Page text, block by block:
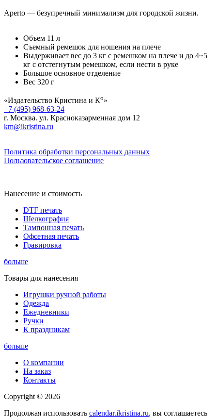
Aperto — безупречный минимализм для городской жизни.
Объем 11 л
Съемный ремешок для ношения на плече
Выдерживает вес до 3 кг с ремешком на плече и до 4~5
кг с отстегнутым ремешком, если нести в руке
Большое основное отделение
Вес 320 г
«Издательство Кристина и Ко»
+7 (495) 968-63-24
г. Москва. ул. Красноказарменная дом 12
km@ikristina.ru
Политика обработки персональных данных
Пользовательское соглашение
Нанесение и стоимость
DTF печать
Шелкография
Тампонная печать
Офсетная печать
Гравировка
больше
Товары для нанесения
Игрушки ручной работы
Одежда
Ежедневники
Ручки
К праздникам
больше
О компании
На заказ
Контакты
Copyright © 2026
Продолжая использовать calendar.ikristina.ru, вы соглашаетесь